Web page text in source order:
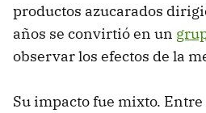
productos azucarados
años se convirtió en un
observar los efectos de la
Su impacto fue mixto.